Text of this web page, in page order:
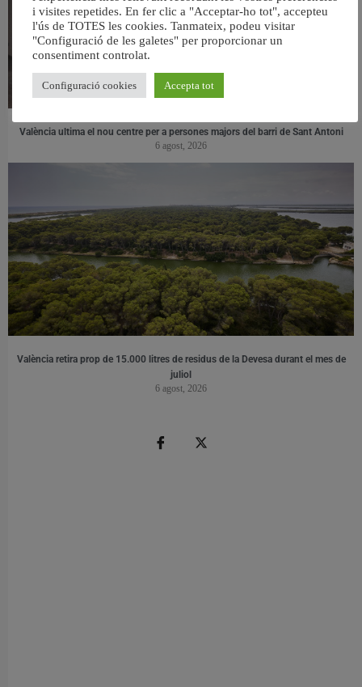
València ultima el nou centre per a persones majors del barri de Sant Antoni
6 agost, 2026
València retira prop de 15.000 litres de residus de la Devesa durant el mes de
juliol
6 agost, 2026
i visites repetides. En fer clic a "Acceptar-ho tot", accepteu
l'ús de TOTES les cookies. Tanmateix, podeu visitar
"Configuració de les galetes" per proporcionar un
consentiment controlat.
Configuració cookies Accepta tot